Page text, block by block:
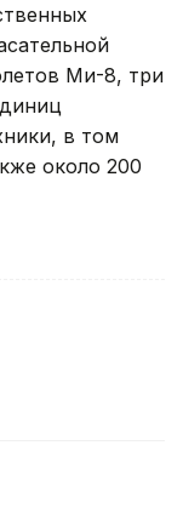
Ми-8, три
в том
около 200